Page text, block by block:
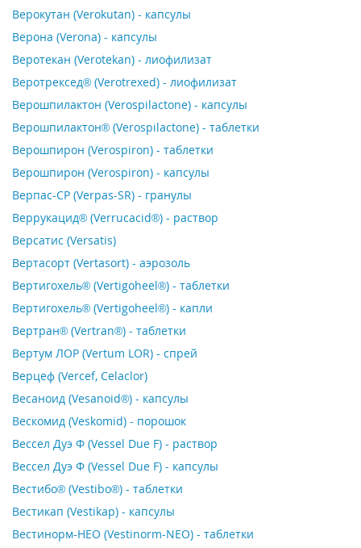
Верокутан (Verokutan) - капсулы
Верона (Verona) - капсулы
Веротекан (Verotekan) - лиофилизат
Веротрексед® (Verotrexed) - лиофилизат
Верошпилактон (Verospilactone) - капсулы
Верошпилактон® (Verospilactone) - таблетки
Верошпирон (Verospiron) - таблетки
Верошпирон (Verospiron) - капсулы
Верпас-СР (Verpas-SR) - гранулы
Веррукацид® (Verrucacid®) - раствор
Версатис (Versatis)
Вертасорт (Vertasort) - аэрозоль
Вертигохель® (Vertigoheel®) - таблетки
Вертигохель® (Vertigoheel®) - капли
Вертран® (Vertran®) - таблетки
Вертум ЛОР (Vertum LOR) - спрей
Верцеф (Vercef, Celaclor)
Весаноид (Vesanoid®) - капсулы
Вескомид (Veskomid) - порошок
Вессел Дуэ Ф (Vessel Due F) - раствор
Вессел Дуэ Ф (Vessel Due F) - капсулы
Вестибо® (Vestibo®) - таблетки
Вестикап (Vestikap) - капсулы
Вестинорм-НЕО (Vestinorm-NEO) - таблетки